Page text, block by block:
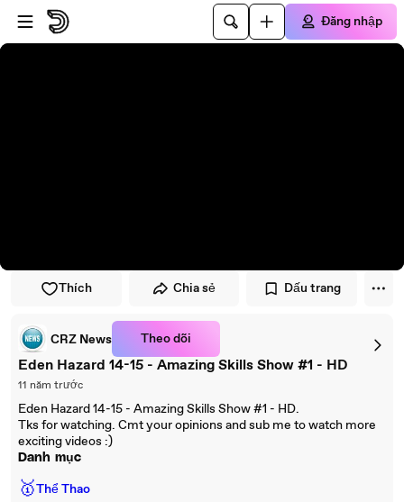
Đi đến trình phát
Đi đến nội dung chính
Đăng nhập
Thích Chia sẻ Dấu trang
CRZ News Theo dõi
Eden Hazard 14-15 - Amazing Skills Show #1 - HD
11 năm trước
Eden Hazard 14-15 - Amazing Skills Show #1 - HD.
Tks for watching. Cmt your opinions and sub me to watch more
exciting videos :)
Danh mục
🥇Thể Thao